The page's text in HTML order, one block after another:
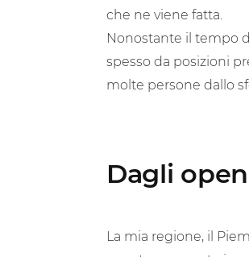
che ne viene fatta.
Nonostante il tempo
spesso da posizioni
molte persone dallo
Dagli
La mia regione, il